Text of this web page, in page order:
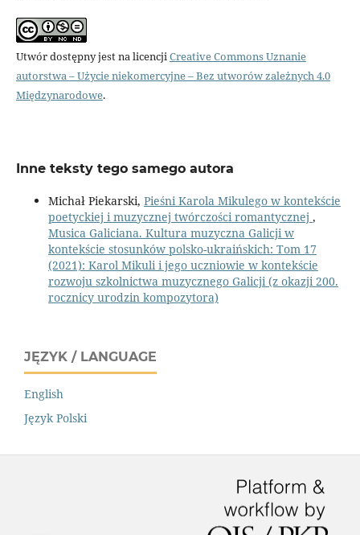
Utwór dostępny jest na licencjiCreative Commons Uznanie
autorstwa – Użycie niekomercyjne – Bez utworów zależnych 4.0
Międzynarodowe.
Inne teksty tego samego autora
Michał Piekarski, Pieśni Karola Mikulego w kontekście
poetyckiej i muzycznej twórczości romantycznej ,
Musica Galiciana. Kultura muzyczna Galicji w
kontekście stosunków polsko-ukraińskich: Tom 17
(2021): Karol Mikuli i jego uczniowie w kontekście
rozwoju szkolnictwa muzycznego Galicji (z okazji 200.
rocznicy urodzin kompozytora)
JĘZYK / LANGUAGE
English
Język Polski